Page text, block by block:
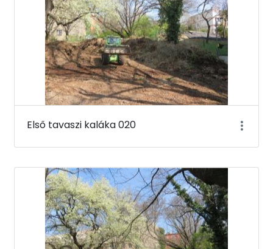
Első tavaszi kaláka 020